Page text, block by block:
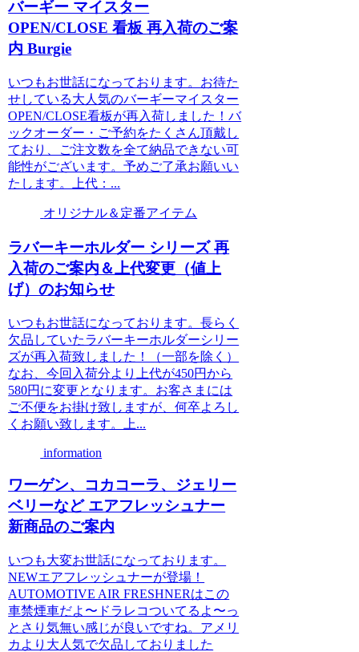
バーギー マイスター
OPEN/CLOSE 看板 再入荷のご案
内 Burgie
いつもお世話になっております。お待た
せしている大人気のバーギーマイスター
OPEN/CLOSE看板が再入荷しました！バ
ックオーダー・ご予約をたくさん頂戴し
ており、ご注文数を全て納品できない可
能性がございます。予めご了承お願いい
たします。上代：...
オリジナル＆定番アイテム
ラバーキーホルダー シリーズ 再
入荷のご案内＆上代変更（値上
げ）のお知らせ
いつもお世話になっております。長らく
欠品していたラバーキーホルダーシリー
ズが再入荷致しました！（一部を除く）
なお、今回入荷分より上代が450円から
580円に変更となります。お客さまには
ご不便をお掛け致しますが、何卒よろし
くお願い致します。上...
information
ワーゲン、コカコーラ、ジェリー
ベリーなど エアフレッシュナー
新商品のご案内
いつも大変お世話になっております。
NEWエアフレッシュナーが登場！
AUTOMOTIVE AIR FRESHNERはこの
車禁煙車だよ〜ドラレコついてるよ〜っ
とさり気無い感じが良いですね。アメリ
カより大人気で欠品しておりました